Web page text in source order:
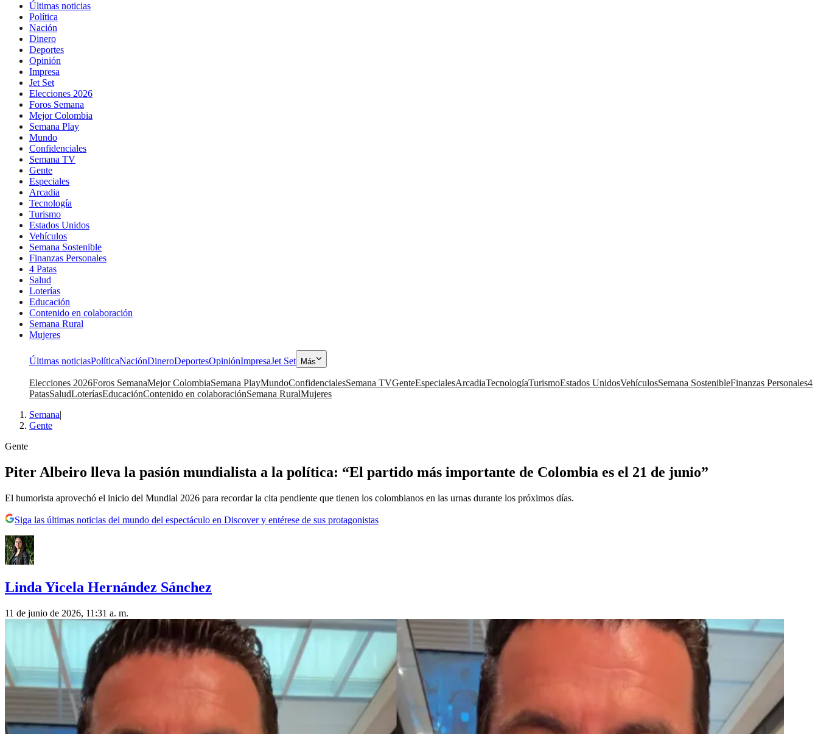
Últimas noticias
Política
Nación
Dinero
Deportes
Opinión
Impresa
Jet Set
Elecciones 2026
Foros Semana
Mejor Colombia
Semana Play
Mundo
Confidenciales
Semana TV
Gente
Especiales
Arcadia
Tecnología
Turismo
Estados Unidos
Vehículos
Semana Sostenible
Finanzas Personales
4 Patas
Salud
Loterías
Educación
Contenido en colaboración
Semana Rural
Mujeres
Últimas noticiasPolíticaNaciónDineroDeportesOpiniónImpresaJet Set Más
Elecciones 2026Foros SemanaMejor ColombiaSemana PlayMundoConfidencialesSemana TVGenteEspecialesArcadiaTecnologíaTurismoEstados UnidosVehículosSemana SostenibleFinanzas Personales4
PatasSaludLoteríasEducaciónContenido en colaboraciónSemana RuralMujeres
Semana|
Gente
Gente
Piter Albeiro lleva la pasión mundialista a la política: “El partido más importante de Colombia es el 21 de junio”
El humorista aprovechó el inicio del Mundial 2026 para recordar la cita pendiente que tienen los colombianos en las urnas durante los próximos días.
Siga las últimas noticias del mundo del espectáculo en Discover y entérese de sus protagonistas
Linda Yicela Hernández Sánchez
11 de junio de 2026, 11:31 a. m.